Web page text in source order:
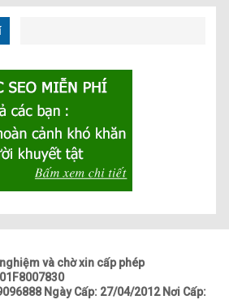
và chờ xin cấp phép
Ngày Cấp: 27/04/2012 Nơi Cấp: